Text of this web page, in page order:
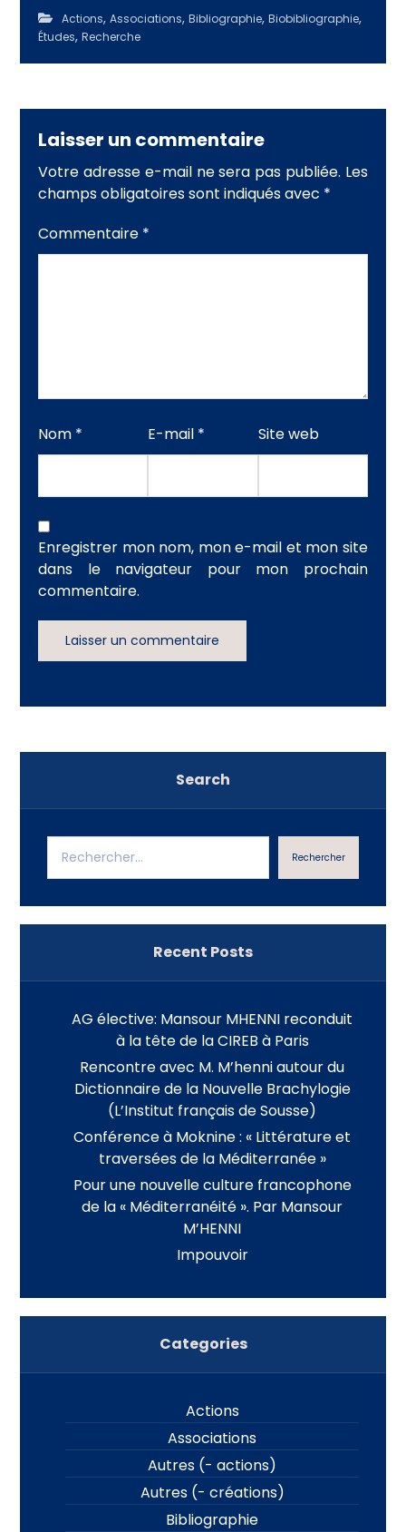
Actions,Associations,Bibliographie,Biobibliographie,
Études,Recherche
Laisser un commentaire
Votre adresse e-mail ne sera pas publiée. Les
champs obligatoires sont indiqués avec *
Commentaire *
Nom * E-mail * Site web
Enregistrer mon nom, mon e-mail et mon site
dans le navigateur pour mon prochain
commentaire.
Laisser un commentaire
Search
Rechercher
Recent Posts
AG élective: Mansour MHENNI reconduit
à la tête de la CIREB à Paris
Rencontre avec M. M’henni autour du
Dictionnaire de la Nouvelle Brachylogie
(L’Institut français de Sousse)
Conférence à Moknine : « Littérature et
traversées de la Méditerranée »
Pour une nouvelle culture francophone
de la « Méditerranéité ». Par Mansour
M’HENNI
Impouvoir
Categories
Actions
Associations
Autres (- actions)
Autres (- créations)
Bibliographie